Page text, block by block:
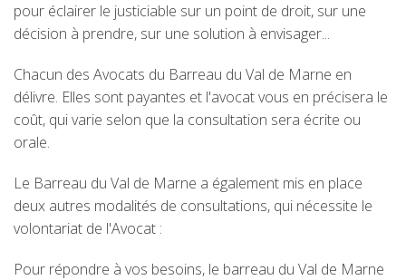
pour éclairer le justiciable sur un point de droit, sur une
décision à prendre, sur une solution à envisager...
Chacun des Avocats du Barreau du Val de Marne en
délivre. Elles sont payantes et l'avocat vous en précisera le
coût, qui varie selon que la consultation sera écrite ou
orale.
Le Barreau du Val de Marne a également mis en place
deux autres modalités de consultations, qui nécessite le
volontariat de l'Avocat :
Pour répondre à vos besoins, le barreau du Val de Marne